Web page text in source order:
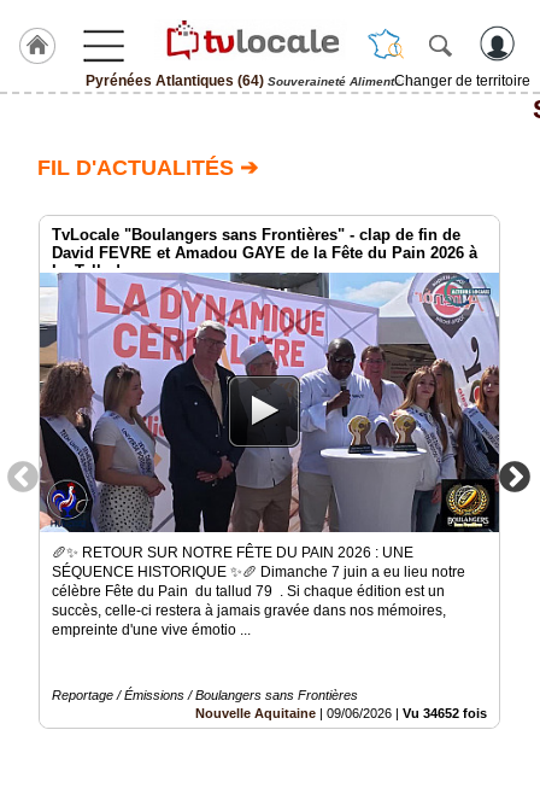
Pyrénées Atlantiques (64) Souveraineté AlimentaireChanger de territoire
Pyrénées
Atlantiques
TvLocale
France
Accueil
RUBRIQUES
Agenda
Gazette
Vidéos
Médias
Prémium
FIL D'ACTUALITÉS ➔
TvLocale "Boulangers sans Frontières" - clap de fin de
David FEVRE et Amadou GAYE de la Fête du Pain 2026 à
Le Tallud
🥖✨ RETOUR SUR NOTRE FÊTE DU PAIN 2026 : UNE
SÉQUENCE HISTORIQUE ✨🥖 ​Dimanche 7 juin a eu lieu notre
célèbre Fête du Pain du tallud 79 . Si chaque édition est un
succès, celle-ci restera à jamais gravée dans nos mémoires,
empreinte d'une vive émotio ...
Reportage / Émissions / Boulangers sans Frontières
Nouvelle Aquitaine
09/06/2026 Vu 34652 fois